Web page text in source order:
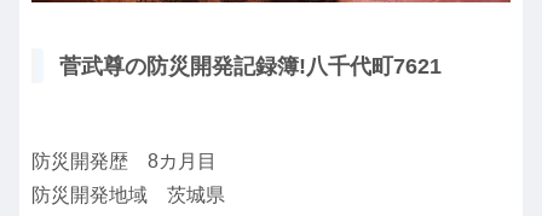
菅武尊の防災開発記録簿!八千代町7621
防災開発歴 8カ月目
防災開発地域 茨城県